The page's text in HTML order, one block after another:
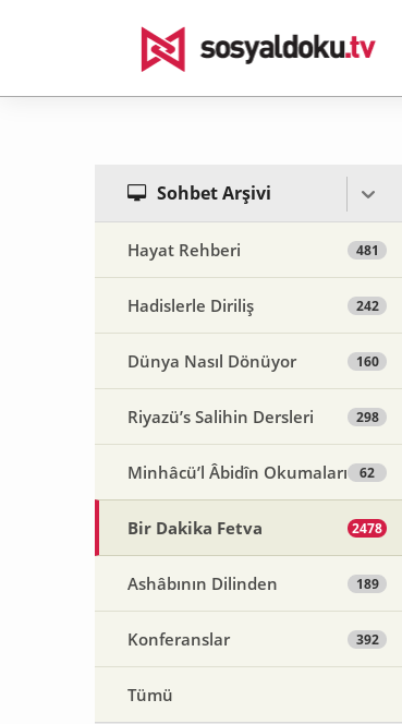
Sohbet Arşivi
Hayat Rehberi 481
Hadislerle Diriliş 242
Dünya Nasıl Dönüyor 160
Riyazü’s Salihin Dersleri 298
Minhâcü’l Âbidîn Okumaları 62
Bir Dakika Fetva 2478
Ashâbının Dilinden 189
Konferanslar 392
Tümü